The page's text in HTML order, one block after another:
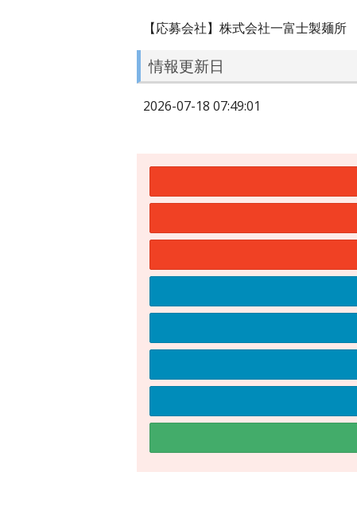
【応募会社】株式会社一富士製麺所
情報更新日
2026-07-18 07:49:01